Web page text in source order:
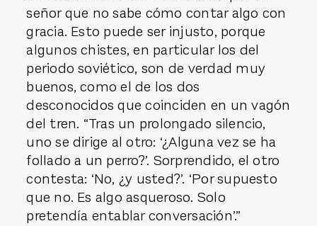
señor que no sabe cómo contar algo con
gracia. Esto puede ser injusto, porque
algunos chistes, en particular los del
periodo soviético, son de verdad muy
buenos, como el de los dos
desconocidos que coinciden en un vagón
del tren. “Tras un prolongado silencio,
uno se dirige al otro: ‘¿Alguna vez se ha
follado a un perro?’. Sorprendido, el otro
contesta: ‘No, ¿y usted?’. ‘Por supuesto
que no. Es algo asqueroso. Solo
pretendía entablar conversación’.”